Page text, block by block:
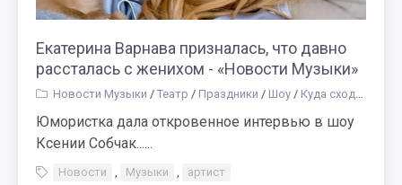
Екатерина Варнава призналась, что давно
рассталась с женихом - «Новости Музыки»
Новости Музыки / Театр / Праздники / Шоу / Куда сходить
Юмористка дала откровенное интервью в шоу
Ксении Собчак......
Новости , Музыки , артист